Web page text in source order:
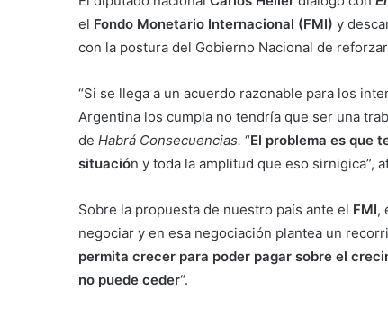
el Fondo Monetario Internacional (FMI) y
con la postura del Gobierno Nacional de
“Si se llega a un acuerdo razonable para los
Argentina los cumpla no tendría que ser una
de Habrá Consecuencias. “El problema es que
situación y toda la amplitud que eso sirnigica”,
Sobre la propuesta de nuestro país ante el FMI,
negociar y en esa negociación plantea un
permita crecer para poder pagar sobre el
no puede ceder“.